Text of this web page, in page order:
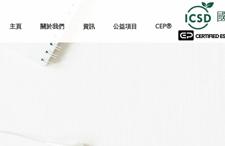
主頁 關於我們 資訊 公益項目 CEP®